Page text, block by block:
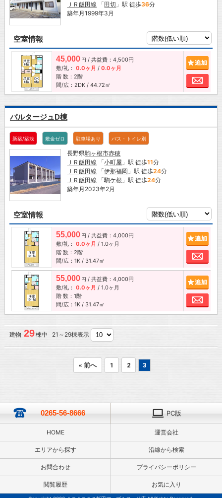
ＪＲ飯田線 「田切 」駅 徒歩36分
築年月1999年3月
空室情報
45,000 円 / 共益費：4,500円
敷/礼： 0.0ヶ月 / 0.0ヶ月
階 数：2階
間/広：2DK / 44.72㎡
お
パルタージュD棟
新築/築浅 敷金ゼロ 駐車場あり バス・トイレ別
長野県駒ヶ根市赤穂
ＪＲ飯田線 「小町屋 」駅 徒歩11分
ＪＲ飯田線 「伊那福岡 」駅 徒歩24分
ＪＲ飯田線 「駒ケ根 」駅 徒歩24分
築年月2023年2月
空室情報
55,000 円 / 共益費：4,000円
敷/礼： 0.0ヶ月 / 1.0ヶ月
階 数：2階
間/広：1K / 31.47㎡
お
55,000 円 / 共益費：4,000円
敷/礼： 0.0ヶ月 / 1.0ヶ月
階 数：1階
間/広：1K / 31.47㎡
お
建物 29棟中 21～29棟表示
« 前へ 1 2 3
0265-56-8666 PC版
HOME 運営会社
エリアから探す 沿線から検索
お問合わせ プライバシーポリシー
閲覧履歴 お気に入り